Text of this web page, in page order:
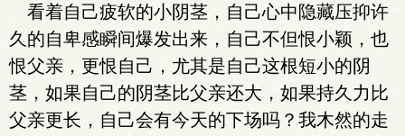
看着自己疲软的小阴茎，自己心中隐藏压抑许
久的自卑感瞬间爆发出来，自己不但恨小颖，也
恨父亲，更恨自己，尤其是自己这根短小的阴
茎，如果自己的阴茎比父亲还大，如果持久力比
父亲更长，自己会有今天的下场吗？我木然的走